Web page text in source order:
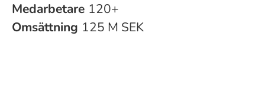
Medarbetare 120+
Omsättning 125 M SEK